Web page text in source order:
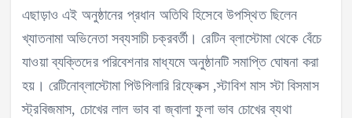
এছাড়াও এই অনুষ্ঠানের প্রধান অতিথি হিসেবে উপস্থিত ছিলেন
খ্যাতনামা অভিনেতা সব্যসাচী চক্রবর্তী। রেটিন ব্লাস্টোমা থেকে বেঁচে
যাওয়া ব্যক্তিদের পরিবেশনার মাধ্যমে অনুষ্ঠানটি সমাপ্তি ঘোষনা করা
হয়। রেটিনোব্লাস্টোমা পিউপিলারি রিফ্লেক্স ,স্টাবিশ মাস স্টা বিসমাস
স্ট্রবিজমাস, চোখের লাল ভাব বা জ্বালা ফুলা ভাব চোখের ব্যথা